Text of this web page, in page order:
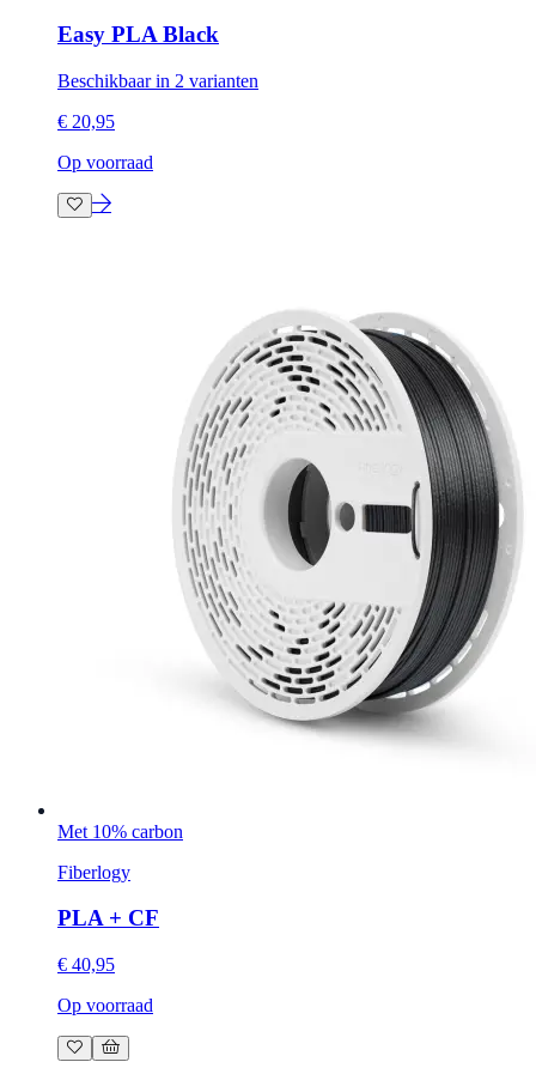
Easy PLA Black
Beschikbaar in 2 varianten
€ 20,95
Op voorraad
Met 10% carbon
Fiberlogy
PLA + CF
€ 40,95
Op voorraad